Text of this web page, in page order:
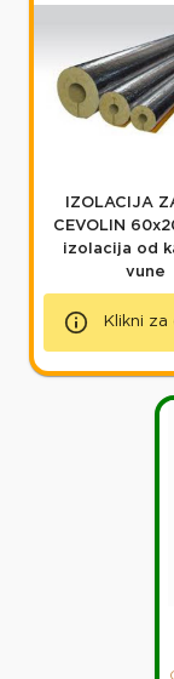
IZOLACIJA
CEVOLIN 60x20
izolacija od
vune
Klikni za